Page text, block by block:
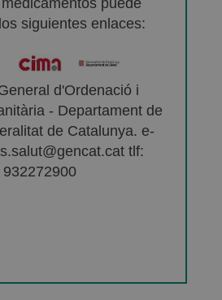
puede
siguientes enlaces:
d'Ordenació i
- Departament de
de Catalunya. e-
tlf:
932272900